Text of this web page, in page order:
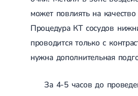
Ротавирусная
Терапевтическая
Ортопедия и травматология
Блокировка сустава
может повлиять на
Процедура КТ сосудов
проводится только с
нужна дополнительная
За 4-5 часов до